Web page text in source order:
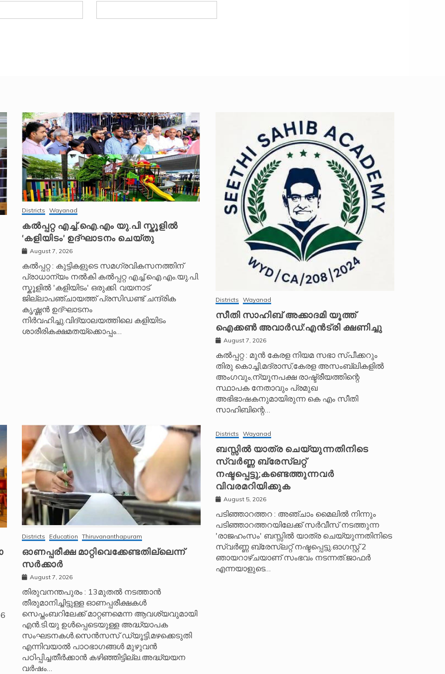
Districts Wayanad
കൽപ്പറ്റ എച്ച്.ഐ.എം യു.പി സ്കൂ‌ളിൽ
‘കളിയിടം’ ഉദ്ഘാടനം ചെയ്തു
August 7, 2026
കൽപ്പറ്റ : കുട്ടികളുടെ സമഗ്രവികസനത്തിന്
പ്രാധാന്യം നൽകി കൽപ്പറ്റ എച്ച്.ഐ.എം.യു.പി.
സ്കൂ‌ളിൽ 'കളിയിടം' ഒരുക്കി. വയനാട്
ജില്ലാപഞ്ചായത്ത് പ്രസിഡണ്ട് ചന്ദ്രിക
കൃഷ്ണൻ ഉദ്ഘാടനം
നിർവഹിച്ചു.വിദ്യാലയത്തിലെ കളിയിടം
ശാരീരികക്ഷമതയ്‌ക്കൊപ്പം…
Districts Wayanad
സീതി സാഹിബ് അക്കാദമി യൂത്ത്
ഐക്കൺ അവാർഡ്:എൻട്രി ക്ഷണിച്ചു
August 7, 2026
കൽപ്പറ്റ : മുൻ കേരള നിയമ സഭാ സ്പീക്കറും
തിരു കൊച്ചി,മദ്രാസ്,കേരള അസംബ്ലികളിൽ
അംഗവും,ന്യൂനപക്ഷ രാഷ്ട്രീയത്തിന്റെ
സ്ഥാപക നേതാവും പ്രമുഖ
അഭിഭാഷകനുമായിരുന്ന കെ എം സീതി
സാഹിബിന്റെ…
Districts Education Thiruvananthapuram
ഓണപ്പരീക്ഷ മാറ്റിവെക്കേണ്ടതില്ലെന്ന്
സർക്കാർ
August 7, 2026
തിരുവനന്തപുരം : 13മുതൽ നടത്താൻ
തീരുമാനിച്ചിട്ടുള്ള ഓണപ്പരീക്ഷകൾ
സെപ്തംബറിലേക്ക് മാറ്റണമെന്ന ആവശ്യവുമായി
എൻ.ടി.യു ഉൾപ്പെടെയുള്ള അദ്ധ്യാപക
സംഘടനകൾ.സെൻസസ് ഡ്യൂട്ടി,മഴക്കെടുതി
എന്നിവയാൽ പാഠഭാഗങ്ങൾ മുഴുവൻ
പഠിപ്പിച്ചതീർക്കാൻ കഴിഞ്ഞിട്ടില്ല.അദ്ധ്യയന
വർഷം…
Districts Wayanad
ബസ്സിൽ യാത്ര ചെയ്യുന്നതിനിടെ
സ്വർണ്ണ ബ്രേസ്‌ലറ്റ്
നഷ്ടപ്പെട്ടു;കണ്ടെത്തുന്നവർ
വിവരമറിയിക്കുക
August 5, 2026
പടിഞ്ഞാറത്തറ : അഞ്ചാം മൈലിൽ നിന്നും
പടിഞ്ഞാറത്തറയിലേക്ക് സർവീസ് നടത്തുന്ന
'രാജഹംസം' ബസ്സിൽ യാത്ര ചെയ്യുന്നതിനിടെ
സ്വർണ്ണ ബ്രേസ്‌ലറ്റ് നഷ്ടപ്പെട്ടു.ഓഗസ്റ്റ് 2
ഞായറാഴ്ചയാണ് സംഭവം നടന്നത്.ജാഫർ
എന്നയാളുടെ…